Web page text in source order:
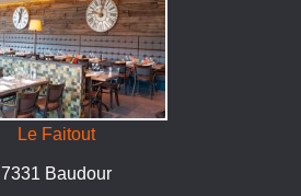
Le Faitout
7331 Baudour